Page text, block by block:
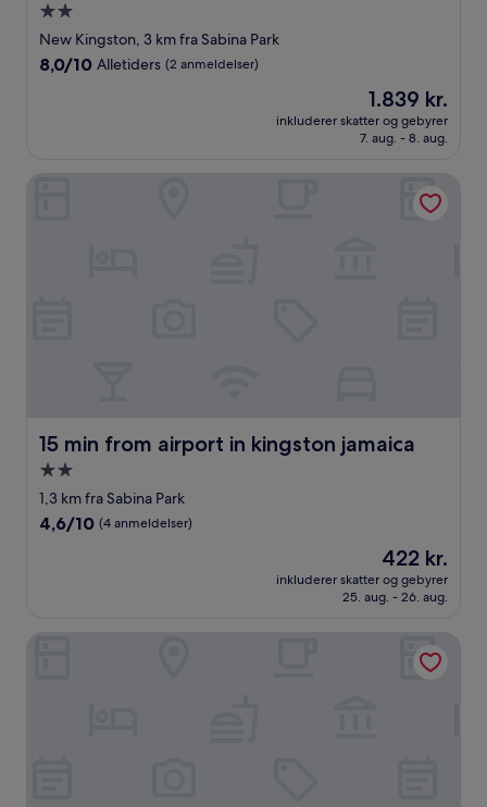
2.0-
stjernet
overnatningssted
New Kingston, 3 km fra Sabina Park
8.0
anmeldelser)
8,0/10 Alletiders (2 anmeldelser)
Prisen
er
1.839 kr.
1.839 kr.
inkluderer skatter og gebyrer
7. aug. - 8. aug.
15 min from airport in kingston jamaica
15 min from airport in kingston jamaica
2.0-
stjernet
overnatningssted
1,3 km fra Sabina Park
4.6
4,6/10 (4 anmeldelser)
Prisen
er
422 kr.
422 kr.
inkluderer skatter og gebyrer
25. aug. - 26. aug.